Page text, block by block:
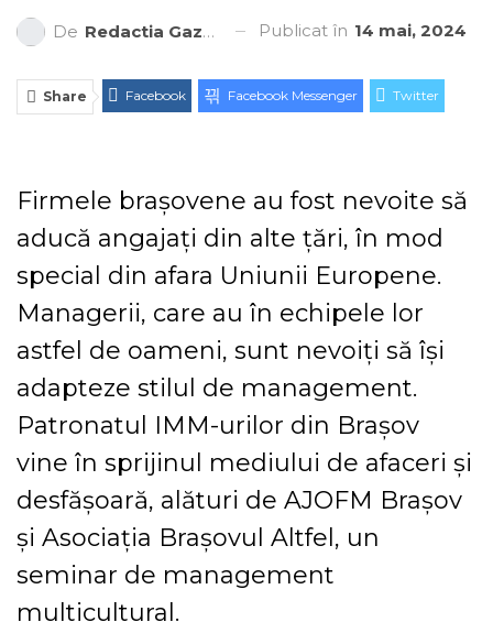
De Redactia Gazeta Brașovului Publicat în 14 mai, 2024
Share Facebook Facebook Messenger Twitter
Firmele brașovene au fost nevoite să
aducă angajați din alte țări, în mod
special din afara Uniunii Europene.
Managerii, care au în echipele lor
astfel de oameni, sunt nevoiți să își
adapteze stilul de management.
Patronatul IMM-urilor din Brașov
vine în sprijinul mediului de afaceri și
desfășoară, alături de AJOFM Brașov
și Asociația Brașovul Altfel, un
seminar de management
multicultural.